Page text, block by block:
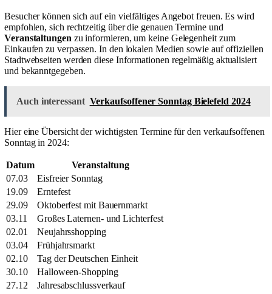
Besucher können sich auf ein vielfältiges Angebot freuen. Es wird
empfohlen, sich rechtzeitig über die genauen Termine und
Veranstaltungen zu informieren, um keine Gelegenheit zum
Einkaufen zu verpassen. In den lokalen Medien sowie auf offiziellen
Stadtwebseiten werden diese Informationen regelmäßig aktualisiert
und bekanntgegeben.
Auch interessant Verkaufsoffener Sonntag Bielefeld 2024
Hier eine Übersicht der wichtigsten Termine für den verkaufsoffenen
Sonntag in 2024:
Datum
Veranstaltung
07.03
Eisfreier Sonntag
19.09
Erntefest
29.09
Oktoberfest mit Bauernmarkt
03.11
Großes Laternen- und Lichterfest
02.01
Neujahrsshopping
03.04
Frühjahrsmarkt
02.10
Tag der Deutschen Einheit
30.10
Halloween-Shopping
27.12
Jahresabschlussverkauf